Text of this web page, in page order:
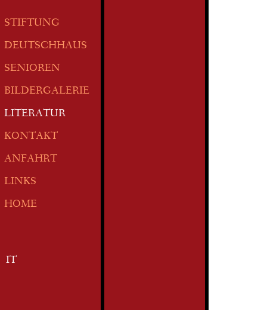
STIFTUNG
DEUTSCHHAUS
SENIOREN
BILDERGALERIE
LITERATUR
KONTAKT
ANFAHRT
LINKS
HOME
IT